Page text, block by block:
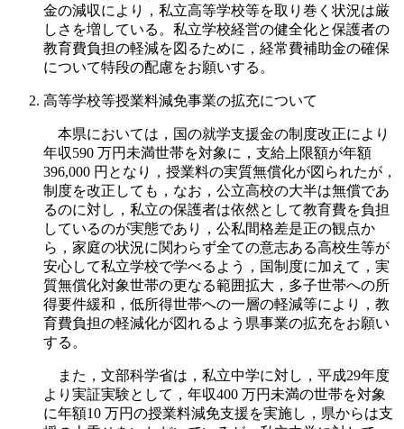
金の減収により，私立高等学校等を取り巻く状況は厳
しさを増している。私立学校経営の健全化と保護者の
教育費負担の軽減を図るために，経常費補助金の確保
について特段の配慮をお願いする。
高等学校等授業料減免事業の拡充について
本県においては，国の就学支援金の制度改正により
年収590 万円未満世帯を対象に，支給上限額が年額
396,000 円となり，授業料の実質無償化が図られたが，
制度を改正しても，なお，公立高校の大半は無償であ
るのに対し，私立の保護者は依然として教育費を負担
しているのが実態であり，公私間格差是正の観点か
ら，家庭の状況に関わらず全ての意志ある高校生等が
安心して私立学校で学べるよう，国制度に加えて，実
質無償化対象世帯の更なる範囲拡大，多子世帯への所
得要件緩和，低所得世帯への一層の軽減等により，教
育費負担の軽減化が図れるよう県事業の拡充をお願い
する。
また，文部科学省は，私立中学に対し，平成29年度
より実証実験として，年収400 万円未満の世帯を対象
に年額10 万円の授業料減免支援を実施し，県からは支